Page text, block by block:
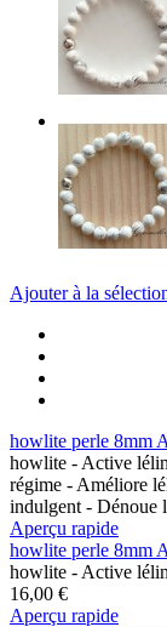
Ajouter à la
howlite perle 8mm A
howlite - Active
régime - Améliore
indulgent - Dénoue
Aperçu rapide
howlite perle 8mm A
howlite - Active
16,00 €
Aperçu rapide